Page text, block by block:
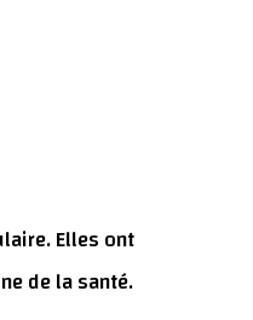
Elles ont
de la santé.